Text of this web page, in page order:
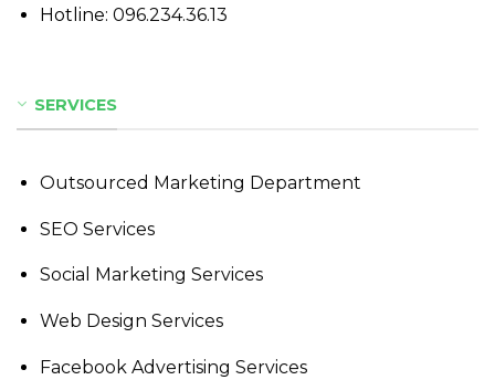
Hotline: 096.234.36.13
SERVICES
Outsourced Marketing Department
SEO Services
Social Marketing Services
Web Design Services
Facebook Advertising Services